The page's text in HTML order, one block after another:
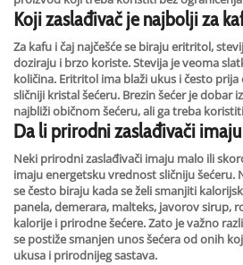
Koji zaslađivač je najbolji za
Za kafu i čaj najčešće se biraju eritritol,
doziraju i brzo koriste. Stevija je veoma
količina. Eritritol ima blaži ukus i često prija
sličniji kristal šećeru. Brezin šećer je dobar
najbliži običnom šećeru, ali ga treba
Da li prirodni zaslađivači
Neki prirodni zaslađivači imaju malo ili
imaju energetsku vrednost sličniju šećeru.
se često biraju kada se želi smanjiti
panela, demerara, malteks, javorov sirup,
kalorije i prirodne šećere. Zato je važno
se postiže smanjen unos šećera od onih
ukusa i prirodnijeg sastava.